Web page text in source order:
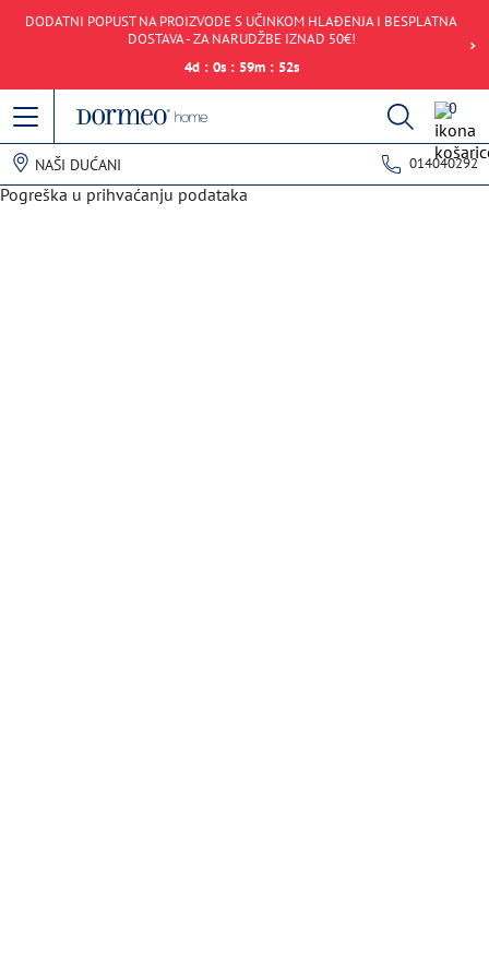
DODATNI POPUST NA PROIZVODE S UČINKOM HLAĐENJA I BESPLATNA
DOSTAVA - ZA NARUDŽBE IZNAD 50€!
4d : 0s : 59m : 52s
0
NAŠI DUĆANI 014040292
Pogreška u prihvaćanju podataka